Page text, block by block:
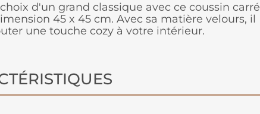
d'un grand classique avec ce coussin carré
45 x 45 cm. Avec sa matière velours, il
une touche cozy à votre intérieur.